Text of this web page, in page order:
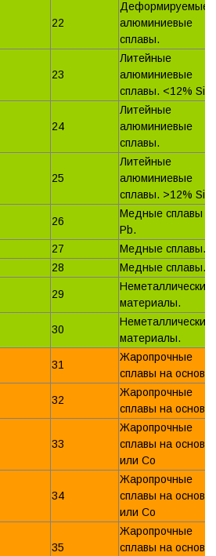
22
Деформируемые
алюминиевые
сплавы.
23
Литейные
алюминиевые
сплавы. <12% Si.
24
Литейные
алюминиевые
сплавы.
25
Литейные
алюминиевые
сплавы. >12% Si.
26
Медные сплавы
Pb.
27
Медные сплавы.
28 Медные сплавы.
29
Неметаллические
материалы.
30
Неметаллические
материалы.
31
Жаропрочные
сплавы на основе
32
Жаропрочные
сплавы на основе
33
Жаропрочные
сплавы на основе
или Со
34
Жаропрочные
сплавы на основе
или Со
35
Жаропрочные
сплавы на основе